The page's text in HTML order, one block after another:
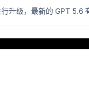
升级，最新的 GPT 5.6